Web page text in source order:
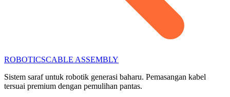
ROBOTICSCABLE ASSEMBLY
Sistem saraf untuk robotik generasi baharu. Pemasangan kabel
tersuai premium dengan pemulihan pantas.